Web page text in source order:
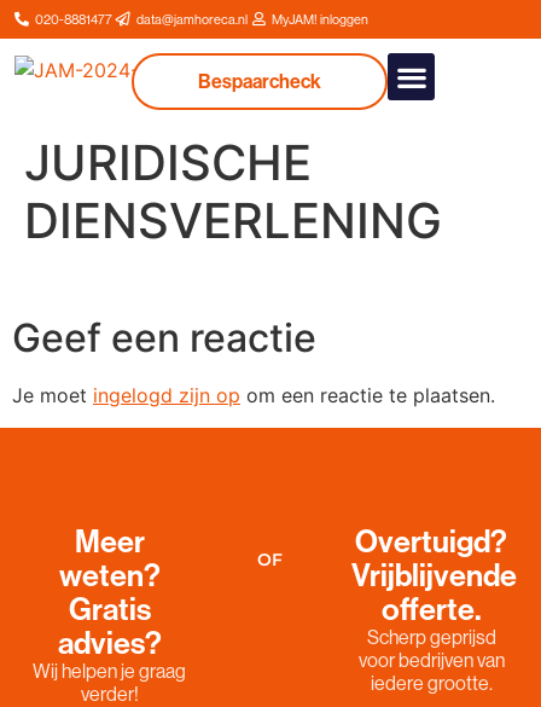
020-8881477 data@jamhoreca.nl MyJAM! inloggen
Bespaarcheck
JURIDISCHE
DIENSVERLENING
Geef een reactie
Je moet ingelogd zijn op om een reactie te plaatsen.
Meer
weten?
Gratis
advies?
Wij helpen je graag
verder!
OF
Overtuigd?
Vrijblijvende
offerte.
Scherp geprijsd
voor bedrijven van
iedere grootte.